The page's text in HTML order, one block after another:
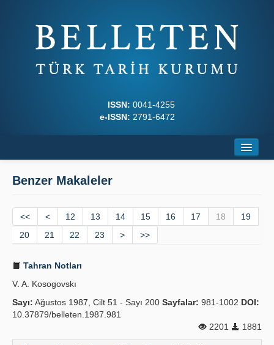
ISSN: 0041-4255
e-ISSN: 2791-6472
Dergi Kurulları
Yazım Kuralları
İlkeler
Yayın Politikaları
Kılavuzlar
İletişim
Benzer Makaleler
<< < 12 13 14 15 16 17 18
19
20
21 22 23 > >>
Tahran Notları
V. A. Kosogovskı
Sayı: Ağustos 1987, Cilt 51 - Sayı 200 Sayfalar: 981-1002 DOI:
10.37879/belleten.1987.981
2201
1881